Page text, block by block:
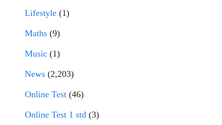
Lifestyle (1)
Maths (9)
Music (1)
News (2,203)
Online Test (46)
Online Test 1 std (3)